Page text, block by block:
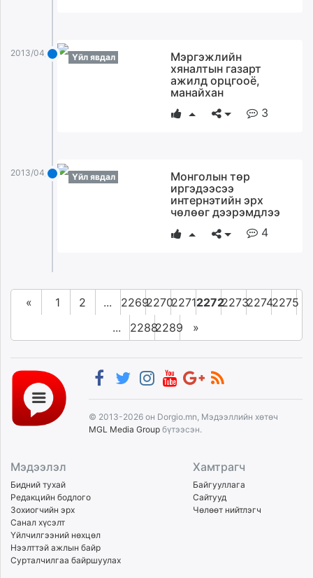
2013/04/02 Үйл явдал
Мэргэжлийн
хяналтын газарт
ажилд орцгооё,
манайхан
3
2013/04/02 Үйл явдал
Монголын төр
иргэдээсээ
интернэтийн эрх
чөлөөг дээрэмдлээ
4
« 1 2 ... 2269227022712272227322742275
...
22882289 »
© 2013-2026 он Dorgio.mn, Мэдээллийн хөтөч
MGL Media Group бүтээсэн.
Мэдээлэл
Бидний тухай
Редакцийн бодлого
Зохиогчийн эрх
Санал хүсэлт
Үйлчилгээний нөхцөл
Нээлттэй ажлын байр
Сурталчилгаа байршуулах
Хамтрагч
Байгууллага
Сайтууд
Чөлөөт нийтлэгч